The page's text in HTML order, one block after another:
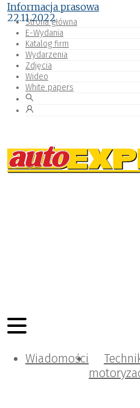
Strona główna
E-Wydania
Katalog firm
Wydarzenia
Zdjęcia
Wideo
White papers
Wiadomości
Informacja prasowa
22.11.2022